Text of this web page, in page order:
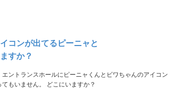
コンが出てるピーニャと
すか？
ントランスホールにピーニャくんとビワちゃんのアイコン
もいません。 どこにいますか？